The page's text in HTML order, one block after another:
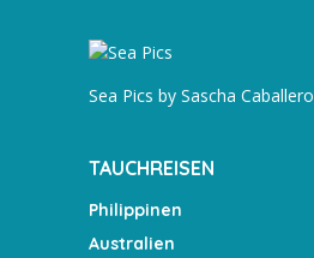
Sea Pics by Sascha
TAUCHREISEN
Philippinen
Australien